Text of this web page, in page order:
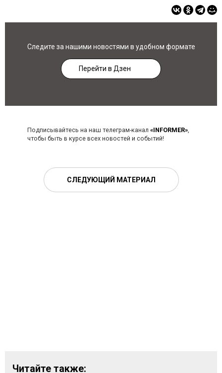
Следите за нашими новостями в удобном формате
Перейти в Дзен
Подписывайтесь на наш телеграм-канал «INFORMER»,
чтобы быть в курсе всех новостей и событий!
СЛЕДУЮЩИЙ МАТЕРИАЛ
Читайте также: